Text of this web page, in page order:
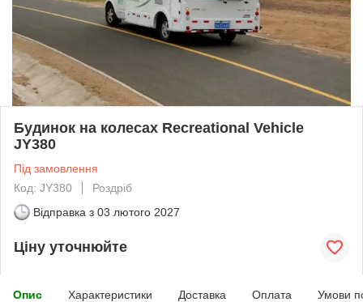
Будинок на колесах Recreational Vehicle
JY380
Під замовлення
Код: JY380
Роздріб
Відправка з 03 лютого 2027
Ціну уточнюйте
Опис Характеристики Доставка Оплата Умови